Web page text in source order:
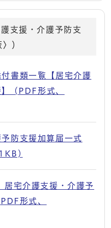
支援・介護予防支
）
書類一覧【居宅介護
(PDF形式、
防支援加算届一式
居宅介護支援・介護予
形式、